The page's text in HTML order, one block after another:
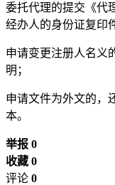
委托代理的提交《代
经办人的身份证复印
申请变更注册人名义
明；
申请文件为外文的，
本。
举报 0
收藏 0
评论 0